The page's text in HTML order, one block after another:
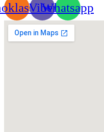
ViberWhatsapp